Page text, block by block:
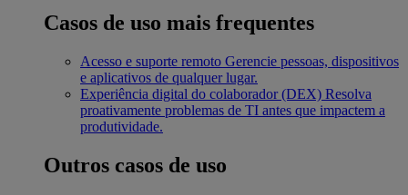
Casos de uso mais frequentes
Acesso e suporte remoto Gerencie pessoas, dispositivos
e aplicativos de qualquer lugar.
Experiência digital do colaborador (DEX) Resolva
proativamente problemas de TI antes que impactem a
produtividade.
Outros casos de uso